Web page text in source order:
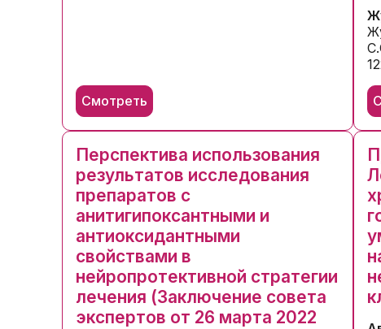
Смотреть
Перспектива использования
результатов исследования
препаратов с
анитигипоксантными и
антиоксидантными
свойствами в
нейропротективной стратегии
лечения (Заключение совета
экспертов от 26 марта 2022